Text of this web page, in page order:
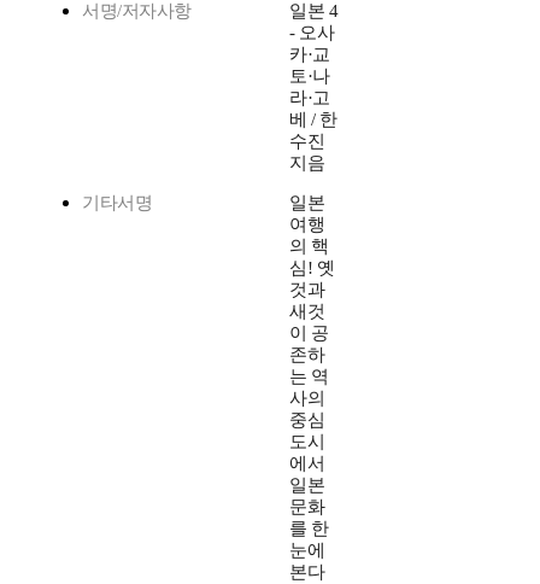
서명/저자사항
일본 4
- 오사
카·교
토·나
라·고
베 / 한
수진
지음
기타서명
일본
여행
의 핵
심! 옛
것과
새것
이 공
존하
는 역
사의
중심
도시
에서
일본
문화
를 한
눈에
본다